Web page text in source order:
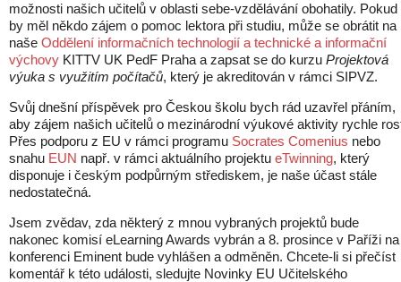
možnosti našich učitelů v oblasti sebe-vzdělávání obohatily. Pokud
by měl někdo zájem o pomoc lektora při studiu, může se obrátit na
naše Oddělení informačních technologií a technické a informační
výchovy KITTV UK PedF Praha a zapsat se do kurzu Projektová
výuka s využitím počítačů, který je akreditován v rámci SIPVZ.
Svůj dnešní příspěvek pro Českou školu bych rád uzavřel přáním,
aby zájem našich učitelů o mezinárodní výukové aktivity rychle
Přes podporu z EU v rámci programu Socrates Comenius nebo
snahu EUN např. v rámci aktuálního projektu eTwinning, který
disponuje i českým podpůrným střediskem, je naše účast stále
nedostatečná.
Jsem zvědav, zda některý z mnou vybraných projektů bude
nakonec komisí eLearning Awards vybrán a 8. prosince v Paříži na
konferenci Eminent bude vyhlášen a odměněn. Chcete-li si přečíst
komentář k této události, sledujte Novinky EU Učitelského